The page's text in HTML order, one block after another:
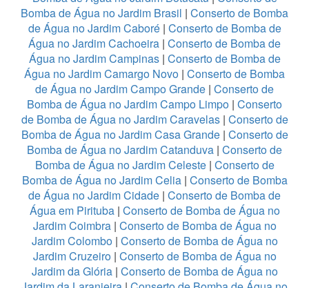
Bomba de Água no Jardim Brasil | Conserto de Bomba
de Água no Jardim Caboré| Conserto de Bomba de
Água no Jardim Cachoeira | Conserto de Bomba de
Água no Jardim Campinas| Conserto de Bomba de
Água no Jardim Camargo Novo | Conserto de Bomba
de Água no Jardim Campo Grande | Conserto de
Bomba de Água no Jardim Campo Limpo | Conserto
de Bomba de Água no Jardim Caravelas| Conserto de
Bomba de Água no Jardim Casa Grande| Conserto de
Bomba de Água no Jardim Catanduva | Conserto de
Bomba de Água no Jardim Celeste| Conserto de
Bomba de Água no Jardim Celia| Conserto de Bomba
de Água no Jardim Cidade | Conserto de Bomba de
Água em Pirituba| Conserto de Bomba de Água no
Jardim Coimbra| Conserto de Bomba de Água no
Jardim Colombo| Conserto de Bomba de Água no
Jardim Cruzeiro| Conserto de Bomba de Água no
Jardim da Glória| Conserto de Bomba de Água no